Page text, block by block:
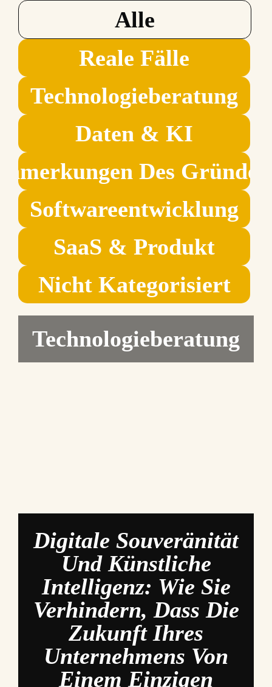
Reale Fälle
Technologieberatung
Daten & KI
Des
Softwareentwicklung
SaaS & Produkt
Nicht Kategorisiert
Alle
Technologieberatung
Digitale Souveränität
Und Künstliche
Intelligenz: Wie Sie
Verhindern, Dass Die
Zukunft Ihres
Unternehmens Von
Einem Einzigen